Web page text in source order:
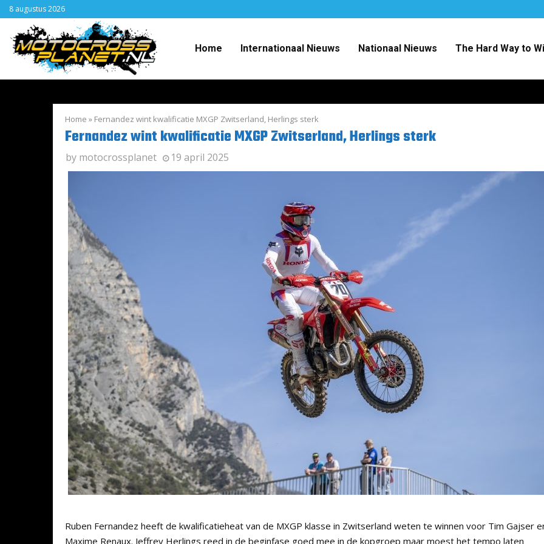
8 augustus 2026
Home Internationaal Nieuws Nationaal Nieuws The Hard Way to
Home » Fernandez wint kwalificatie MXGP Zwitserland, Herlings sterk
Fernandez wint kwalificatie MXGP Zwitserland, Herlings sterk
by motocrossplanet 19 april 2025
Ruben Fernandez heeft de kwalificatieheat van de MXGP klasse in Zwitserland weten te winnen voor Tim Gajser
Maxime Renaux. Jeffrey Herlings reed in de beginfase goed mee in de kopgroep maar moest het tempo laten